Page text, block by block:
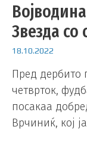
Звезда
18.10.2022
Пред дербито
четврток,
посакаа
Врчиниќ, кој